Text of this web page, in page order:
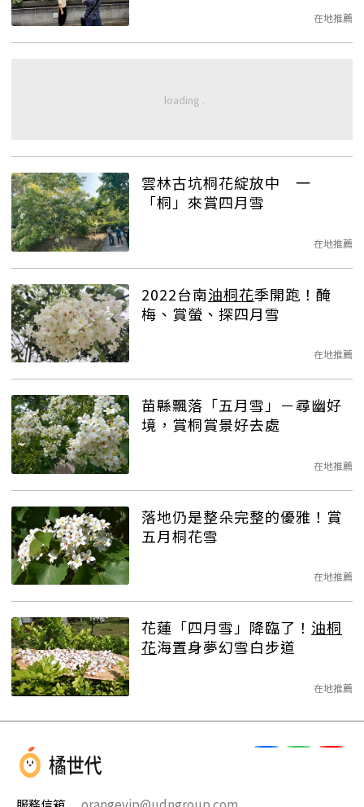
在地推薦
雲林古坑桐花綻放中 一
「桐」來賞四月雪
在地推薦
2022台南油桐花季開跑！醃
梅、賞螢、探四月雪
在地推薦
苗縣飄落「五月雪」－尋幽好
境，賞桐賞景好去處
在地推薦
落地仍是整朵完整的優雅！賞
五月桐花雪
在地推薦
花蓮「四月雪」降臨了！ 油桐
花海置身夢幻雪白步道
在地推薦